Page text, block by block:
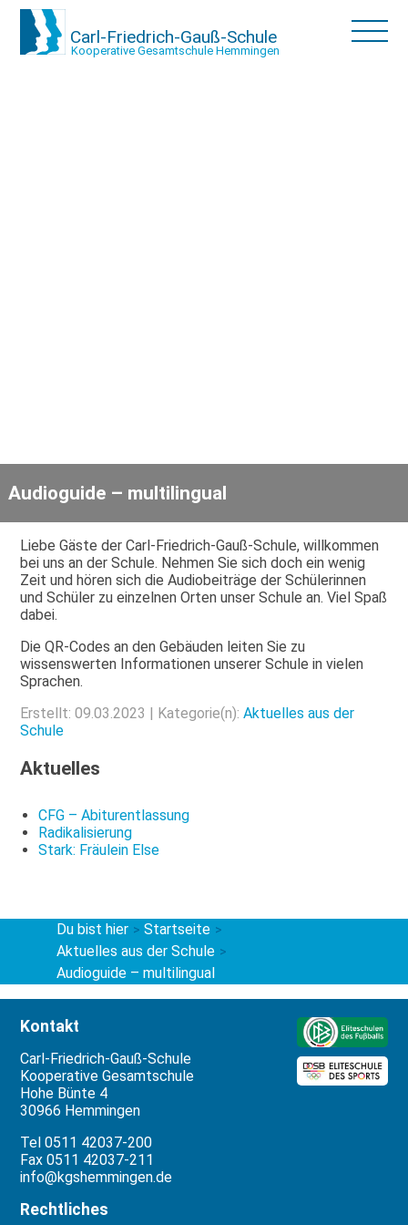
Carl-Friedrich-Gauß-Schule
Kooperative Gesamtschule Hemmingen
Audioguide – multilingual
Liebe Gäste der Carl-Friedrich-Gauß-Schule, willkommen
bei uns an der Schule. Nehmen Sie sich doch ein wenig
Zeit und hören sich die Audiobeiträge der Schülerinnen
und Schüler zu einzelnen Orten unser Schule an. Viel Spaß
dabei.
Die QR-Codes an den Gebäuden leiten Sie zu
wissenswerten Informationen unserer Schule in vielen
Sprachen.
Erstellt: 09.03.2023 | Kategorie(n):Aktuelles aus der
Schule
Aktuelles
CFG – Abiturentlassung
Radikalisierung
Stark: Fräulein Else
Du bist hier > Startseite >
Aktuelles aus der Schule >
Audioguide – multilingual
Kontakt
Carl-Friedrich-Gauß-Schule
Kooperative Gesamtschule
Hohe Bünte 4
30966 Hemmingen
Tel 0511 42037-200
Fax 0511 42037-211
info@kgshemmingen.de
Rechtliches